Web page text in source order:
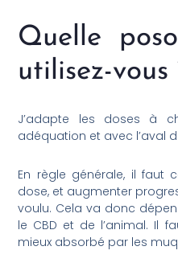
Quelle
utilisez-vous
J’adapte les doses à
adéquation et avec l’aval
En règle générale, il faut
dose, et augmenter
voulu. Cela va donc
le CBD et de l’animal. Il
mieux absorbé par les